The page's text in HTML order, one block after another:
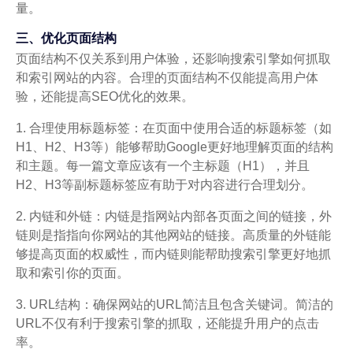
量。
三、优化页面结构
页面结构不仅关系到用户体验，还影响搜索引擎如何抓取
和索引网站的内容。合理的页面结构不仅能提高用户体
验，还能提高SEO优化的效果。
1. 合理使用标题标签：在页面中使用合适的标题标签（如
H1、H2、H3等）能够帮助Google更好地理解页面的结构
和主题。每一篇文章应该有一个主标题（H1），并且
H2、H3等副标题标签应有助于对内容进行合理划分。
2. 内链和外链：内链是指网站内部各页面之间的链接，外
链则是指指向你网站的其他网站的链接。高质量的外链能
够提高页面的权威性，而内链则能帮助搜索引擎更好地抓
取和索引你的页面。
3. URL结构：确保网站的URL简洁且包含关键词。简洁的
URL不仅有利于搜索引擎的抓取，还能提升用户的点击
率。